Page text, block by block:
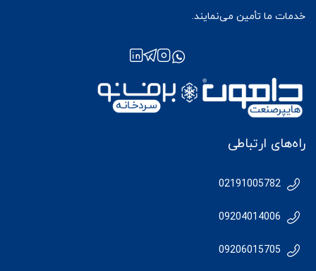
خدمات ما تأمین می‌نمایند.
راه‌های ارتباطی
02191005782
09204014006
09206015705